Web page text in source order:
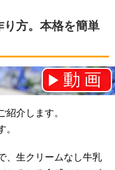
り方。本格を簡単
動画
します！⇒
紹介します。
。
、生クリームなし牛乳